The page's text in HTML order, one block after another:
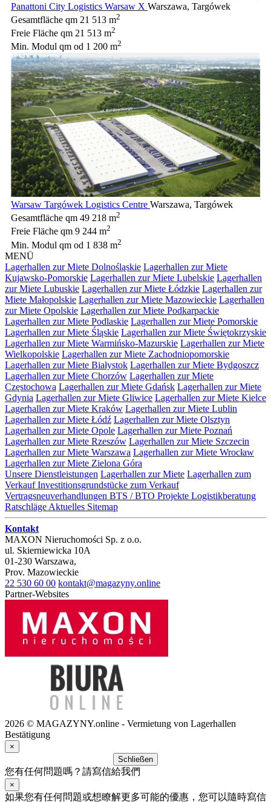
Panattoni City Logistics Warsaw X Warszawa, Targówek
Gesamtfläche qm 21 513 m2
Freie Fläche qm 21 513 m2
Min. Modul qm od 1 200 m2
Warsaw Targówek Logistics Centre Warszawa, Targówek
Gesamtfläche qm 49 218 m2
Freie Fläche qm 9 244 m2
Min. Modul qm od 1 838 m2
MENÜ
Lagerhallen zur Miete Dolnośląskie Lagerhallen zur Miete
Kujawsko-Pomorskie Lagerhallen zur Miete Lubelskie Lagerhallen
zur Miete Lubuskie Lagerhallen zur Miete Łódzkie Lagerhallen zur
Miete Małopolskie Lagerhallen zur Miete Mazowieckie Lagerhallen
zur Miete Opolskie Lagerhallen zur Miete Podkarpackie
Lagerhallen zur Miete Podlaskie Lagerhallen zur Miete Pomorskie
Lagerhallen zur Miete Śląskie Lagerhallen zur Miete Świętokrzyskie
Lagerhallen zur Miete Warmińsko-Mazurskie Lagerhallen zur Miete
Wielkopolskie Lagerhallen zur Miete Zachodniopomorskie
Lagerhallen zur Miete Białystok Lagerhallen zur Miete Bydgoszcz
Lagerhallen zur Miete Chorzów Lagerhallen zur Miete
Częstochowa Lagerhallen zur Miete Gdańsk Lagerhallen zur Miete
Gdynia Lagerhallen zur Miete Gliwice Lagerhallen zur Miete Kielce
Lagerhallen zur Miete Kraków Lagerhallen zur Miete Lublin
Lagerhallen zur Miete Łódź Lagerhallen zur Miete Olsztyn
Lagerhallen zur Miete Opole Lagerhallen zur Miete Poznań
Lagerhallen zur Miete Rzeszów Lagerhallen zur Miete Szczecin
Lagerhallen zur Miete Warszawa Lagerhallen zur Miete Wrocław
Lagerhallen zur Miete Zielona Góra
Unsere Dienstleistungen Lagerhallen zur Miete Lagerhallen zum
VerkaufInvestitionsgrundstücke zum Verkauf
Vertragsneuverhandlungen BTS / BTO Projekte Logistikberatung
Ratschläge Aktuelles Sitemap
Kontakt
MAXON Nieruchomości Sp. z o.o.
ul. Skierniewicka 10A
01-230 Warszawa,
Prov. Mazowieckie
22 530 60 00 kontakt@magazyny.online
Partner-Websites
2026 © MAGAZYNY.online - Vermietung von Lagerhallen
Bestätigung
×
Schließen
您有任何問題嗎？請寫信給我們
×
如果您有任何問題或想瞭解更多可能的優惠，您可以隨時寫信